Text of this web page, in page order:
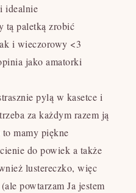
idealnie
tą paletką zrobić
i wieczorowy <3
jako amatorki
pylą w kasetce i
za każdym razem ją
mamy piękne
do powiek a także
lustereczko, więc
ale powtarzam Ja jestem